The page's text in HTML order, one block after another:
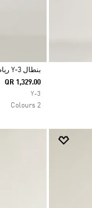
Selected
بنطال Y-3 رياضي من الكوردروي المخملي
QR 1,329.00
Y-3
2 Colours